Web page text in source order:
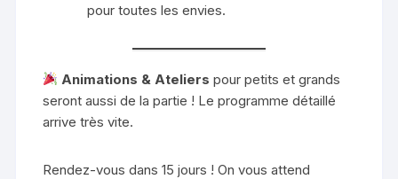
pour toutes les envies.
Animations & Ateliers pour petits et grands
seront aussi de la partie ! Le programme détaillé
arrive très vite.
Rendez-vous dans 15 jours ! On vous attend